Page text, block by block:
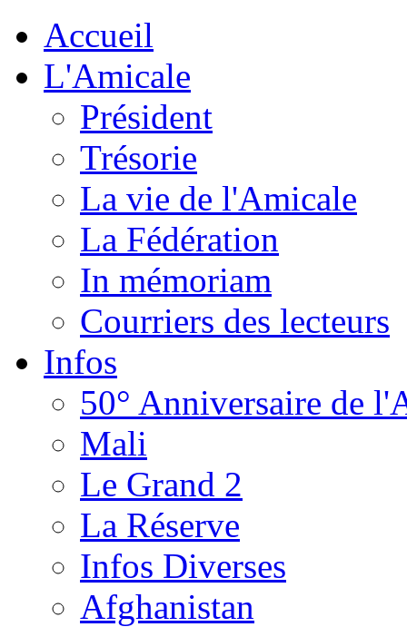
Accueil
L'Amicale
Président
Trésorie
La vie de l'Amicale
La Fédération
In mémoriam
Courriers des lecteurs
Infos
50° Anniversaire de
Mali
Le Grand 2
La Réserve
Infos Diverses
Afghanistan